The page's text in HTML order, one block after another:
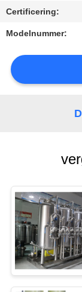
EEN
CITAAT
NIEUWS
Certificering:
Modelnummer: